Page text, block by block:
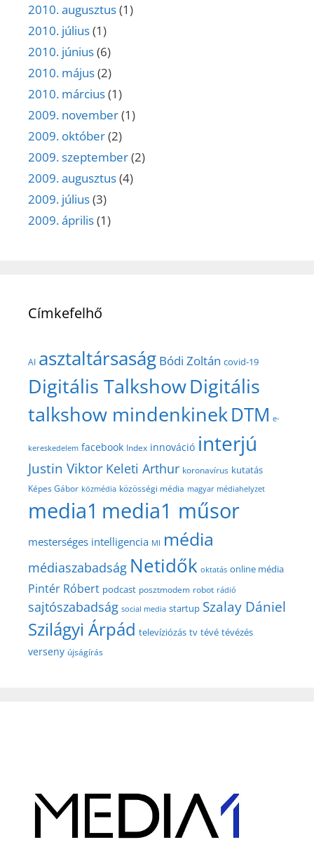
2010. augusztus(1)
2010. július(1)
2010. június(6)
2010. május(2)
2010. március(1)
2009. november(1)
2009. október(2)
2009. szeptember(2)
2009. augusztus(4)
2009. július(3)
2009. április(1)
Címkefelhő
AI asztaltársaság Bódi Zoltán covid-19
Digitális TalkshowDigitális
talkshow mindenkinekDTM e-
kereskedelem facebook Index innováció interjú
Justin Viktor Keleti Arthur koronavírus kutatás
Képes Gábor közmédia közösségi média magyar médiahelyzet
media1 media1 műsor
mesterséges intelligencia MI média
médiaszabadság Netidők oktatás online média
Pintér Róbert podcast posztmodem robot rádió
sajtószabadság social media startup Szalay Dániel
Szilágyi Árpád televíziózás tv tévé tévézés
verseny újságírás